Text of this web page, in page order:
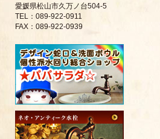
愛媛県松山市久万ノ台504-5
TEL：089-922-0911
FAX：089-922-0939